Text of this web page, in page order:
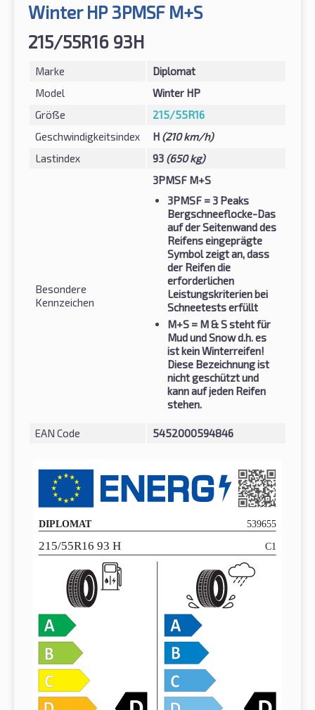
Winter HP 3PMSF M+S
215/55R16 93H
Marke
Diplomat
Model
Winter HP
Größe
215/55R16
Geschwindigkeitsindex
H (210 km/h)
Lastindex
93 (650 kg)
Besondere
Kennzeichen
3PMSF M+S
3PMSF = 3 Peaks
Bergschneeflocke-Das
auf der Seitenwand des
Reifens eingeprägte
Symbol zeigt an, dass
der Reifen die
erforderlichen
Leistungskriterien bei
Schneetests erfüllt
M+S = M & S steht für
Mud und Snow d.h. es
ist kein Winterreifen!
Diese Bezeichnung ist
nicht geschützt und
kann auf jeden Reifen
stehen.
EAN Code 5452000594846